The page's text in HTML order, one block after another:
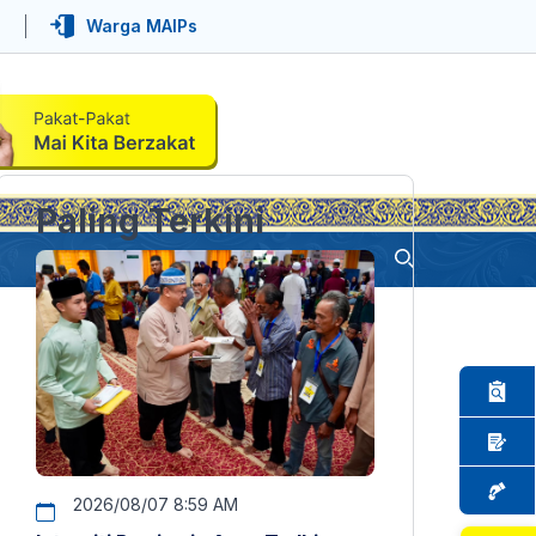
Warga MAIPs
Paling Terkini
2026/08/07 8:59 AM